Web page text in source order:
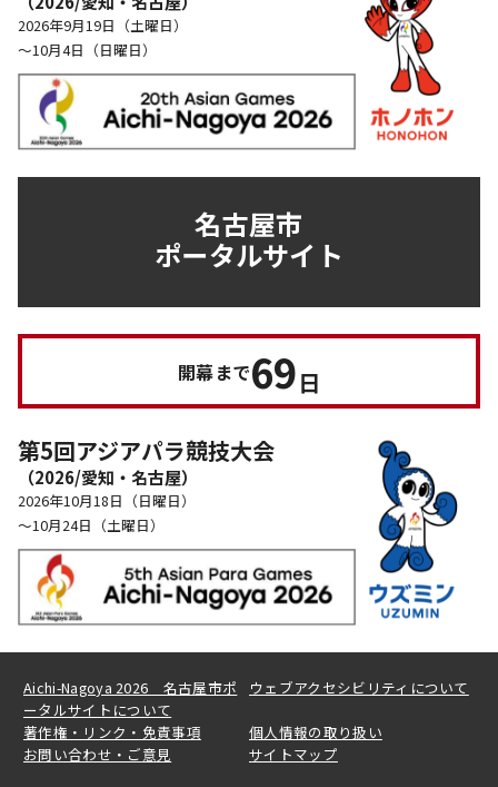
名古屋市
ポータルサイト
2026年9月19日（土曜日）
～10月4日（日曜日）
開幕まで69日
第5回アジアパラ競技大会
（2026/愛知・名古屋）
2026年10月18日（日曜日）
～10月24日（土曜日）
Aichi-Nagoya 2026 名古屋市ポ
ータルサイトについて
ウェブアクセシビリティについて
著作権・リンク・免責事項
個人情報の取り扱い
お問い合わせ・ご意見
サイトマップ